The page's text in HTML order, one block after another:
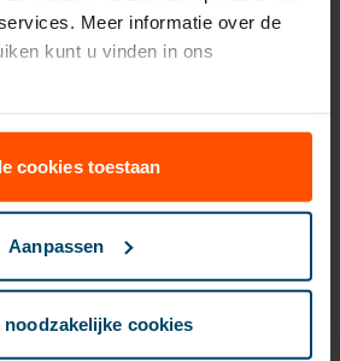
Meer informatie over de
kunt u vinden in ons
cookies toestaan
Aanpassen
noodzakelijke cookies
genieten op hun
kan met de Scildon